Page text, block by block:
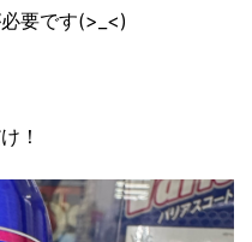
要です(>_<)
！